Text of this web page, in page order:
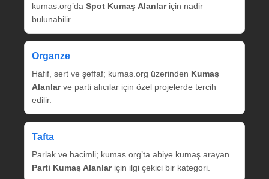
kumas.org’da Spot Kumaş Alanlariçin nadir
bulunabilir.
Organze
Hafif, sert ve şeffaf; kumas.org üzerinden Kumaş
Alanlarve parti alıcılar için özel projelerde tercih
edilir.
Tafta
Parlak ve hacimli; kumas.org’ta abiye kumaş arayan
Parti Kumaş Alanlariçin ilgi çekici bir kategori.